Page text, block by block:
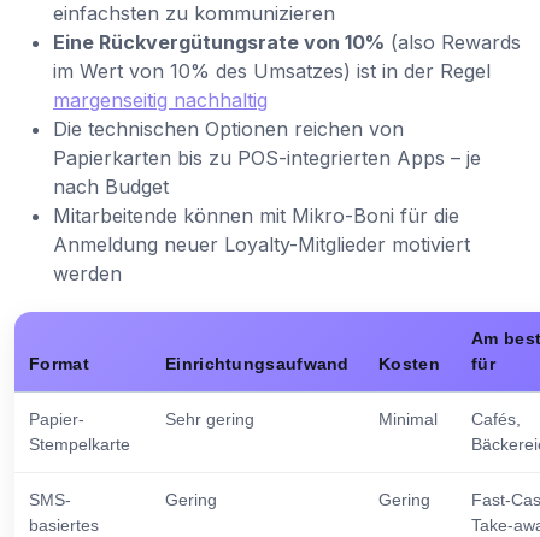
einfachsten zu kommunizieren
Eine Rückvergütungsrate von 10% (also Rewards
im Wert von 10% des Umsatzes) ist in der Regel
margenseitig nachhaltig
Die technischen Optionen reichen von
Papierkarten bis zu POS-integrierten Apps – je
nach Budget
Mitarbeitende können mit Mikro-Boni für die
Anmeldung neuer Loyalty-Mitglieder motiviert
werden
Format Einrichtungsaufwand Kosten
Am
für
Papier-
Stempelkarte
Sehr gering Minimal
Cafés,
SMS-
basiertes
Gering Gering
Fast-
Take-